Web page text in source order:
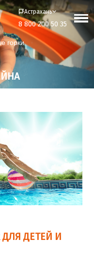
Астрахань
8 800 200 50 35
горки
ДЛЯ ДЕТЕЙ И